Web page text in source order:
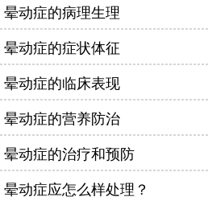
晕动症的病理生理
晕动症的症状体征
晕动症的临床表现
晕动症的营养防治
晕动症的治疗和预防
晕动症应怎么样处理？